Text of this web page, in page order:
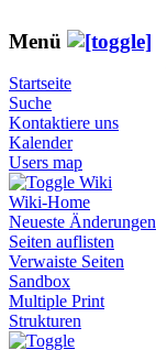
Menü
Startseite
Suche
Kontaktiere uns
Kalender
Users map
Wiki
Wiki-Home
Neueste Änderungen
Seiten auflisten
Verwaiste Seiten
Sandbox
Multiple Print
Strukturen